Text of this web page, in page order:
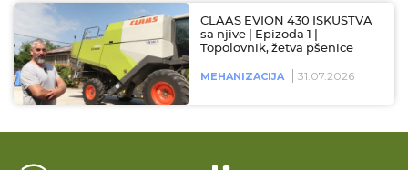
CLAAS EVION 430 ISKUSTVA
sa njive | Epizoda 1 |
Topolovnik, žetva pšenice
MEHANIZACIJA 31.07.2026